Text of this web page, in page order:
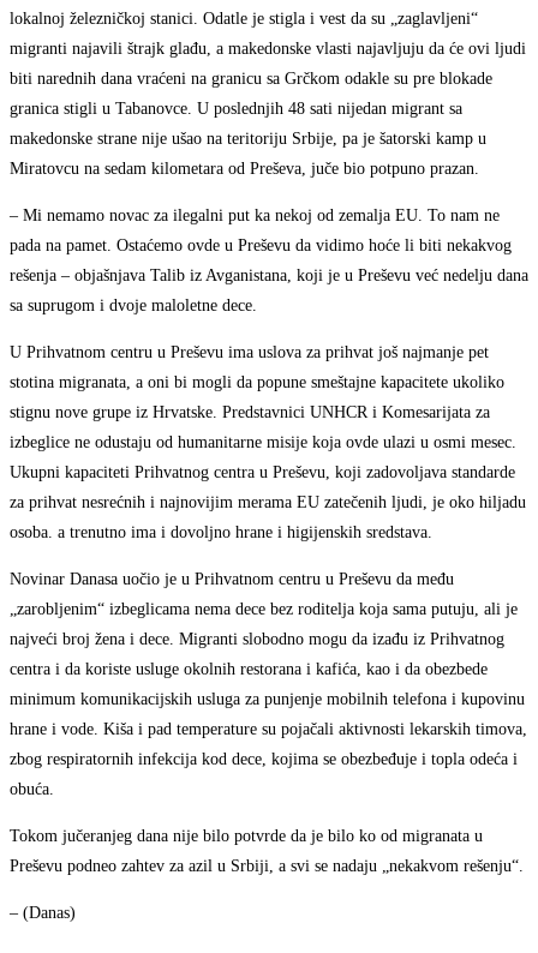
lokalnoj železničkoj stanici. Odatle je stigla i vest da su „zaglavljeni“
migranti najavili štrajk glađu, a makedonske vlasti najavljuju da će ovi ljudi
biti narednih dana vraćeni na granicu sa Grčkom odakle su pre blokade
granica stigli u Tabanovce. U poslednjih 48 sati nijedan migrant sa
makedonske strane nije ušao na teritoriju Srbije, pa je šatorski kamp u
Miratovcu na sedam kilometara od Preševa, juče bio potpuno prazan.
– Mi nemamo novac za ilegalni put ka nekoj od zemalja EU. To nam ne
pada na pamet. Ostaćemo ovde u Preševu da vidimo hoće li biti nekakvog
rešenja – objašnjava Talib iz Avganistana, koji je u Preševu već nedelju dana
sa suprugom i dvoje maloletne dece.
U Prihvatnom centru u Preševu ima uslova za prihvat još najmanje pet
stotina migranata, a oni bi mogli da popune smeštajne kapacitete ukoliko
stignu nove grupe iz Hrvatske. Predstavnici UNHCR i Komesarijata za
izbeglice ne odustaju od humanitarne misije koja ovde ulazi u osmi mesec.
Ukupni kapaciteti Prihvatnog centra u Preševu, koji zadovoljava standarde
za prihvat nesrećnih i najnovijim merama EU zatečenih ljudi, je oko hiljadu
osoba. a trenutno ima i dovoljno hrane i higijenskih sredstava.
Novinar Danasa uočio je u Prihvatnom centru u Preševu da među
„zarobljenim“ izbeglicama nema dece bez roditelja koja sama putuju, ali je
najveći broj žena i dece. Migranti slobodno mogu da izađu iz Prihvatnog
centra i da koriste usluge okolnih restorana i kafića, kao i da obezbede
minimum komunikacijskih usluga za punjenje mobilnih telefona i kupovinu
hrane i vode. Kiša i pad temperature su pojačali aktivnosti lekarskih timova,
zbog respiratornih infekcija kod dece, kojima se obezbeđuje i topla odeća i
obuća.
Tokom jučeranjeg dana nije bilo potvrde da je bilo ko od migranata u
Preševu podneo zahtev za azil u Srbiji, a svi se nadaju „nekakvom rešenju“.
– (Danas)